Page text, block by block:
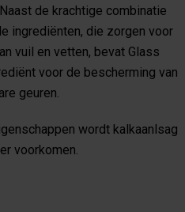
de krachtige combinatie
ingrediënten, die zorgen voor
vuil en vetten, bevat Glass
voor de bescherming van
geuren.
wordt kalkaanlsag
voorkomen.